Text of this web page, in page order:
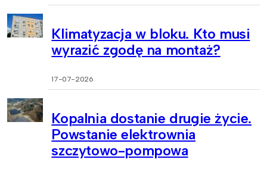
Klimatyzacja w bloku. Kto musi
wyrazić zgodę na montaż?
17-07-2026
Kopalnia dostanie drugie życie.
Powstanie elektrownia
szczytowo-pompowa